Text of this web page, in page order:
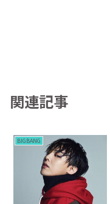
関連記事
BIGBANG